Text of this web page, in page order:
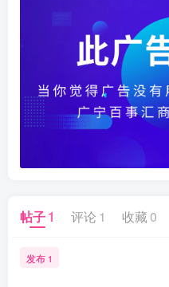
帖子1 评论 1 收藏 0
发布 1